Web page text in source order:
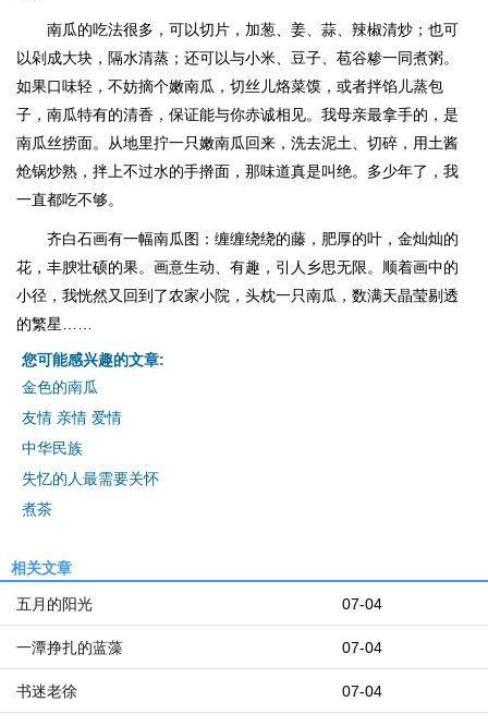
南瓜的吃法很多，可以切片，加葱、姜、蒜、辣椒清炒；也可
以剁成大块，隔水清蒸；还可以与小米、豆子、苞谷糁一同煮粥。
如果口味轻，不妨摘个嫩南瓜，切丝儿烙菜馍，或者拌馅儿蒸包
子，南瓜特有的清香，保证能与你赤诚相见。我母亲最拿手的，是
南瓜丝捞面。从地里拧一只嫩南瓜回来，洗去泥土、切碎，用土酱
炝锅炒熟，拌上不过水的手擀面，那味道真是叫绝。多少年了，我
一直都吃不够。
齐白石画有一幅南瓜图：缠缠绕绕的藤，肥厚的叶，金灿灿的
花，丰腴壮硕的果。画意生动、有趣，引人乡思无限。顺着画中的
小径，我恍然又回到了农家小院，头枕一只南瓜，数满天晶莹剔透
的繁星……
您可能感兴趣的文章:
金色的南瓜
友情 亲情 爱情
中华民族
失忆的人最需要关怀
煮茶
相关文章
07-04
五月的阳光
07-04
一潭挣扎的蓝藻
07-04
书迷老徐